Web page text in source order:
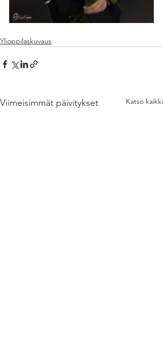
Ylioppilaskuvaus
Viimeisimmät päivitykset Katso kaikki